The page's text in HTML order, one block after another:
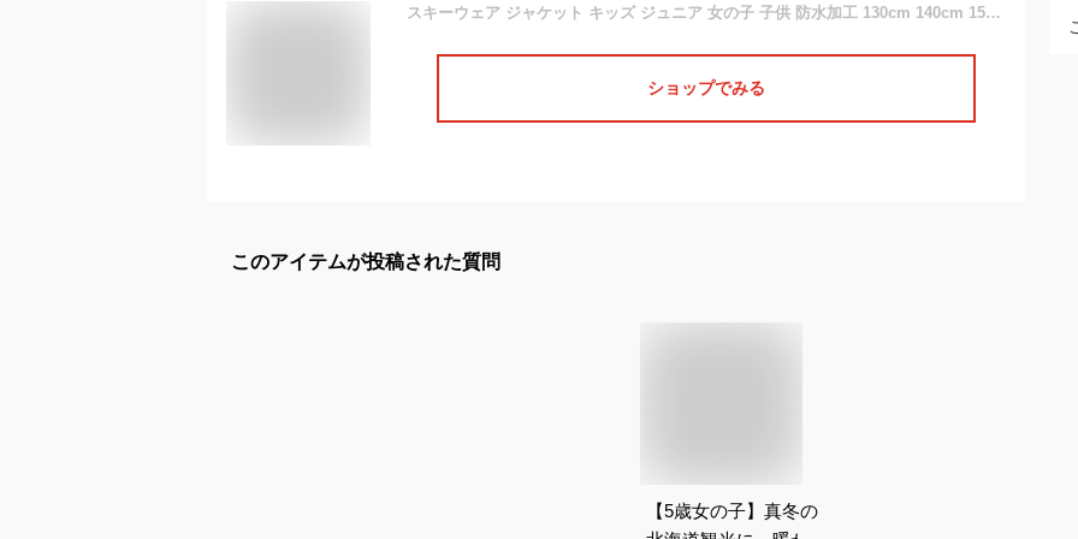
スキーウェア ジャケット キッズ ジュニア 女の子 子供 防水加工 130cm 140cm 150cm 160cm ONYONE(オンヨネ) RESEEDA(レセーダ)
ショップでみる
このアイテムが投稿された質問
【5歳女の子】真冬の